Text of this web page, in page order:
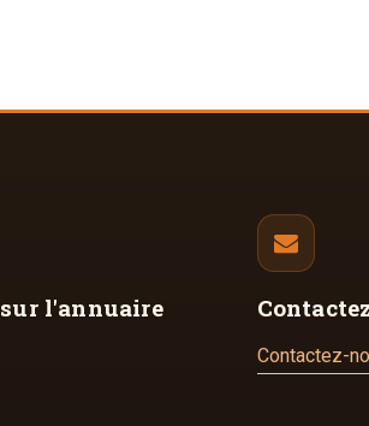
sur l'annuaire
Contactez-